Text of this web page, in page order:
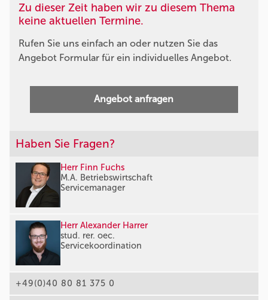
Zu dieser Zeit haben wir zu diesem Thema
keine aktuellen Termine.
Rufen Sie uns einfach an oder nutzen Sie das
Angebot Formular für ein individuelles Angebot.
Angebot anfragen
Haben Sie Fragen?
Herr Finn Fuchs
M.A. Betriebswirtschaft
Servicemanager
Herr Alexander Harrer
stud. rer. oec.
Servicekoordination
+49(0)40 80 81 375 0